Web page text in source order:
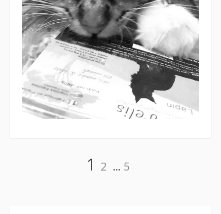
Page
1 Page
2 … Page
5